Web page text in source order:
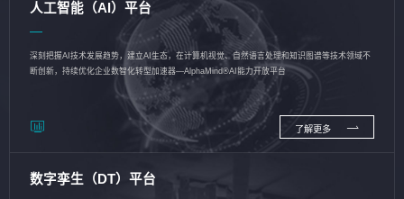
人工智能（AI）平台
深刻把握AI技术发展趋势，建立AI生态，在计算机视觉、自然语言处理和知识图谱等技术领域不
断创新，持续优化企业数智化转型加速器—AlphaMind®AI能力开放平台
了解更多
数字孪生（DT）平台